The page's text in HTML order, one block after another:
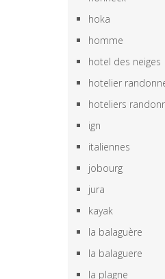
hoka
homme
hotel des neiges
hotelier
hoteliers
ign
italiennes
jobourg
jura
kayak
la balaguère
la balaguere
la plagne